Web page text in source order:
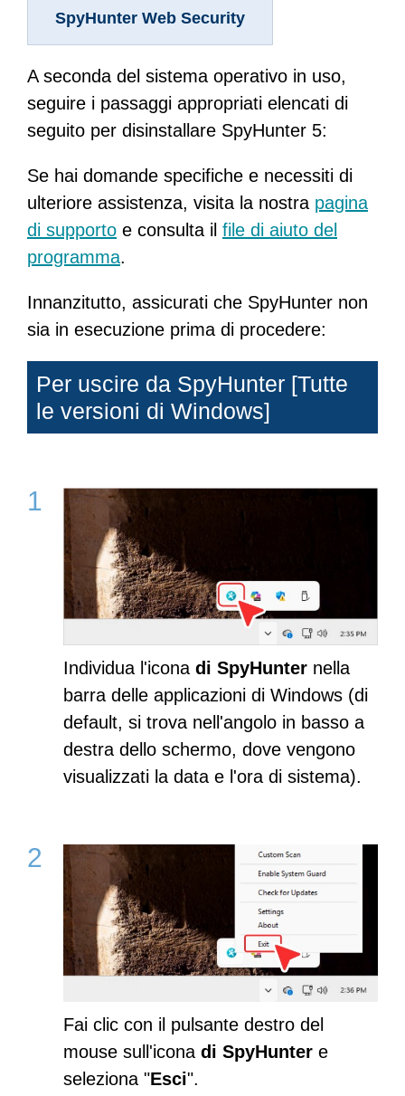
SpyHunter Web Security
A seconda del sistema operativo in uso,
seguire i passaggi appropriati elencati di
seguito per disinstallare SpyHunter 5:
Se hai domande specifiche e necessiti di
ulteriore assistenza, visita la nostra pagina
di supporto e consulta il file di aiuto del
programma.
Innanzitutto, assicurati che SpyHunter non
sia in esecuzione prima di procedere:
Per uscire da SpyHunter [Tutte
le versioni di Windows]
Individua l'icona di SpyHunter nella
barra delle applicazioni di Windows (di
default, si trova nell'angolo in basso a
destra dello schermo, dove vengono
visualizzati la data e l'ora di sistema).
Fai clic con il pulsante destro del
mouse sull'icona di SpyHunter e
seleziona "Esci".